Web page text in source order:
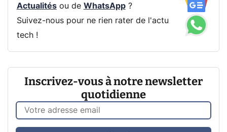
Actualitésou de WhatsApp?
Suivez-nous pour ne rien rater de l'actu
tech !
Inscrivez-vous à notre newsletter
quotidienne